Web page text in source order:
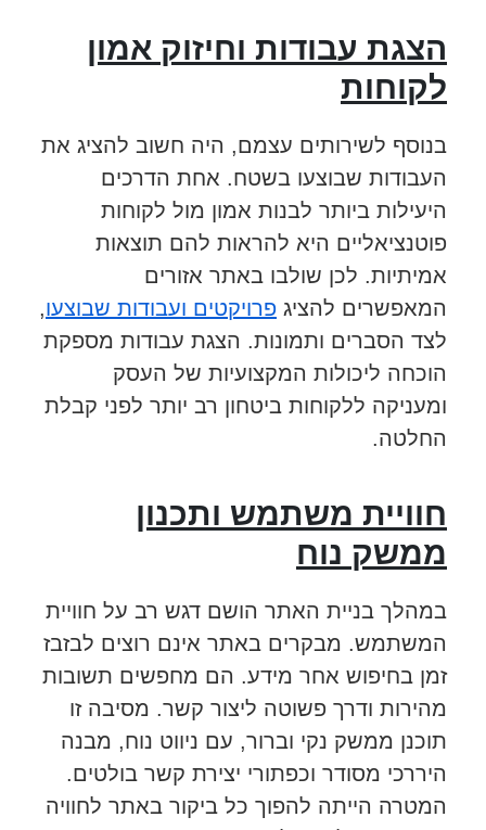
הצגת עבודות וחיזוק אמון
לקוחות
בנוסף לשירותים עצמם, היה חשוב להציג את
העבודות שבוצעו בשטח. אחת הדרכים
היעילות ביותר לבנות אמון מול לקוחות
פוטנציאליים היא להראות להם תוצאות
אמיתיות. לכן שולבו באתר אזורים
המאפשרים להציג פרויקטים ועבודות שבוצעו,
לצד הסברים ותמונות. הצגת עבודות מספקת
הוכחה ליכולות המקצועיות של העסק
ומעניקה ללקוחות ביטחון רב יותר לפני קבלת
החלטה.
חוויית משתמש ותכנון
ממשק נוח
במהלך בניית האתר הושם דגש רב על חוויית
המשתמש. מבקרים באתר אינם רוצים לבזבז
זמן בחיפוש אחר מידע. הם מחפשים תשובות
מהירות ודרך פשוטה ליצור קשר. מסיבה זו
תוכנן ממשק נקי וברור, עם ניווט נוח, מבנה
היררכי מסודר וכפתורי יצירת קשר בולטים.
המטרה הייתה להפוך כל ביקור באתר לחוויה